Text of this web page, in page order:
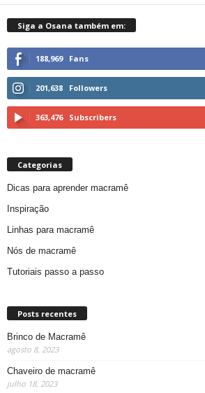
Siga a Osana também em:
188,969 Fans
201,638 Followers
363,476 Subscribers
Categorias
Dicas para aprender macramê
Inspiração
Linhas para macramê
Nós de macramê
Tutoriais passo a passo
Posts recentes
Brinco de Macramê
agosto 8, 2023
Chaveiro de macramê
julho 18, 2023